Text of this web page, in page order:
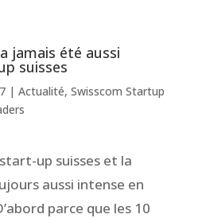
jamais été aussi
suisses
| Actualité, Swisscom Startup
up suisses et la
aussi intense en
parce que les 10